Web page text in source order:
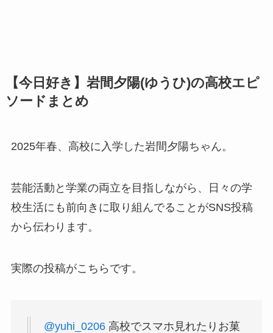
【今日好き】岩間夕陽(ゆうひ)の高校エピ
ソードまとめ
2025年春、高校に入学した岩間夕陽ちゃん。
芸能活動と学業の両立を目指しながら、日々の学
校生活にも前向きに取り組んでることがSNS投稿
から伝わります。
実際の投稿がこちらです。
@yuhi_0206高校でスマホ見れたりお菓